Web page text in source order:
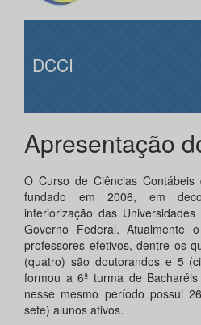
DCCI
Apresentação
O Curso de Ciências
fundado em 2006, em
interiorização das
Governo Federal. Atualmente
professores efetivos, dentre os
(quatro) são doutorandos e 5
formou a 6ª turma de
nesse mesmo período possui
sete) alunos ativos.